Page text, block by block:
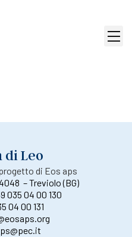
di Leo
di Eos aps
– Treviolo (BG)
035 04 00 130
04 00 131